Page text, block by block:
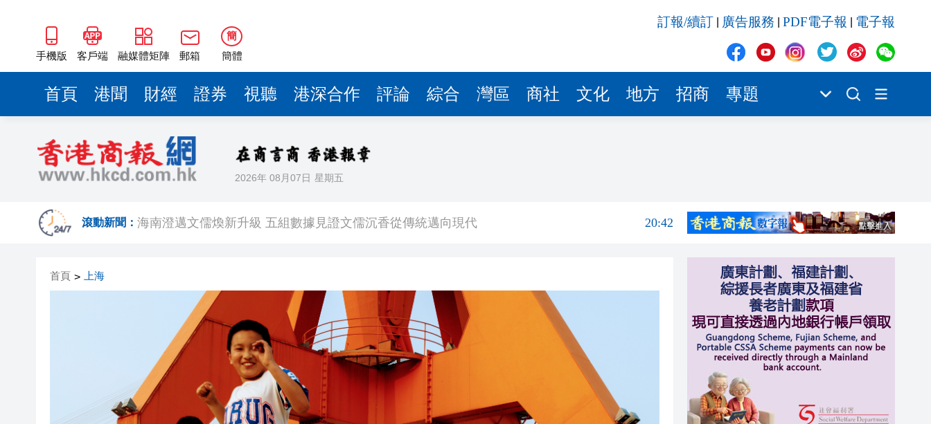
手機版 客戶端 融媒體矩陣 郵箱
簡
簡體
訂報/續訂 廣告服務 PDF電子報 電子報
首頁 港聞 財經 證券 視聽 港深合作 評論 綜合 灣區 商社 文化 地方 招商 專題
2026年 08月07日 星期五
滾動新聞：
2025年海南儋州以舊換新帶動消費約18億元
20:41
山東26戶省屬國企去年合計營收2.58萬億 利潤總額近936億
瀋陽鐵西校園閱讀活動解鎖閱讀新玩法
20:39
黎智英案｜吳良好：依法公正處理黎智英求情 罪證如山豈能妄想輕判
50餘位頂尖專家共話時代命題
梁振英率港區全國政協委員考察團來瓊考察
20:42
瀋陽鐵西校園閱讀活動解鎖閱讀新玩法
閩粵贛三地漢樂藝術家齊聚深圳，共奏客家文化傳承新篇章
黎智英案｜吳良好：依法公正處理黎智英求情 罪證如山豈能妄想輕判
50餘位頂尖專家共話時代命題
海南澄邁文儒煥新升級 五組數據見證文儒沉香從傳統邁向現代
首頁 > 上海